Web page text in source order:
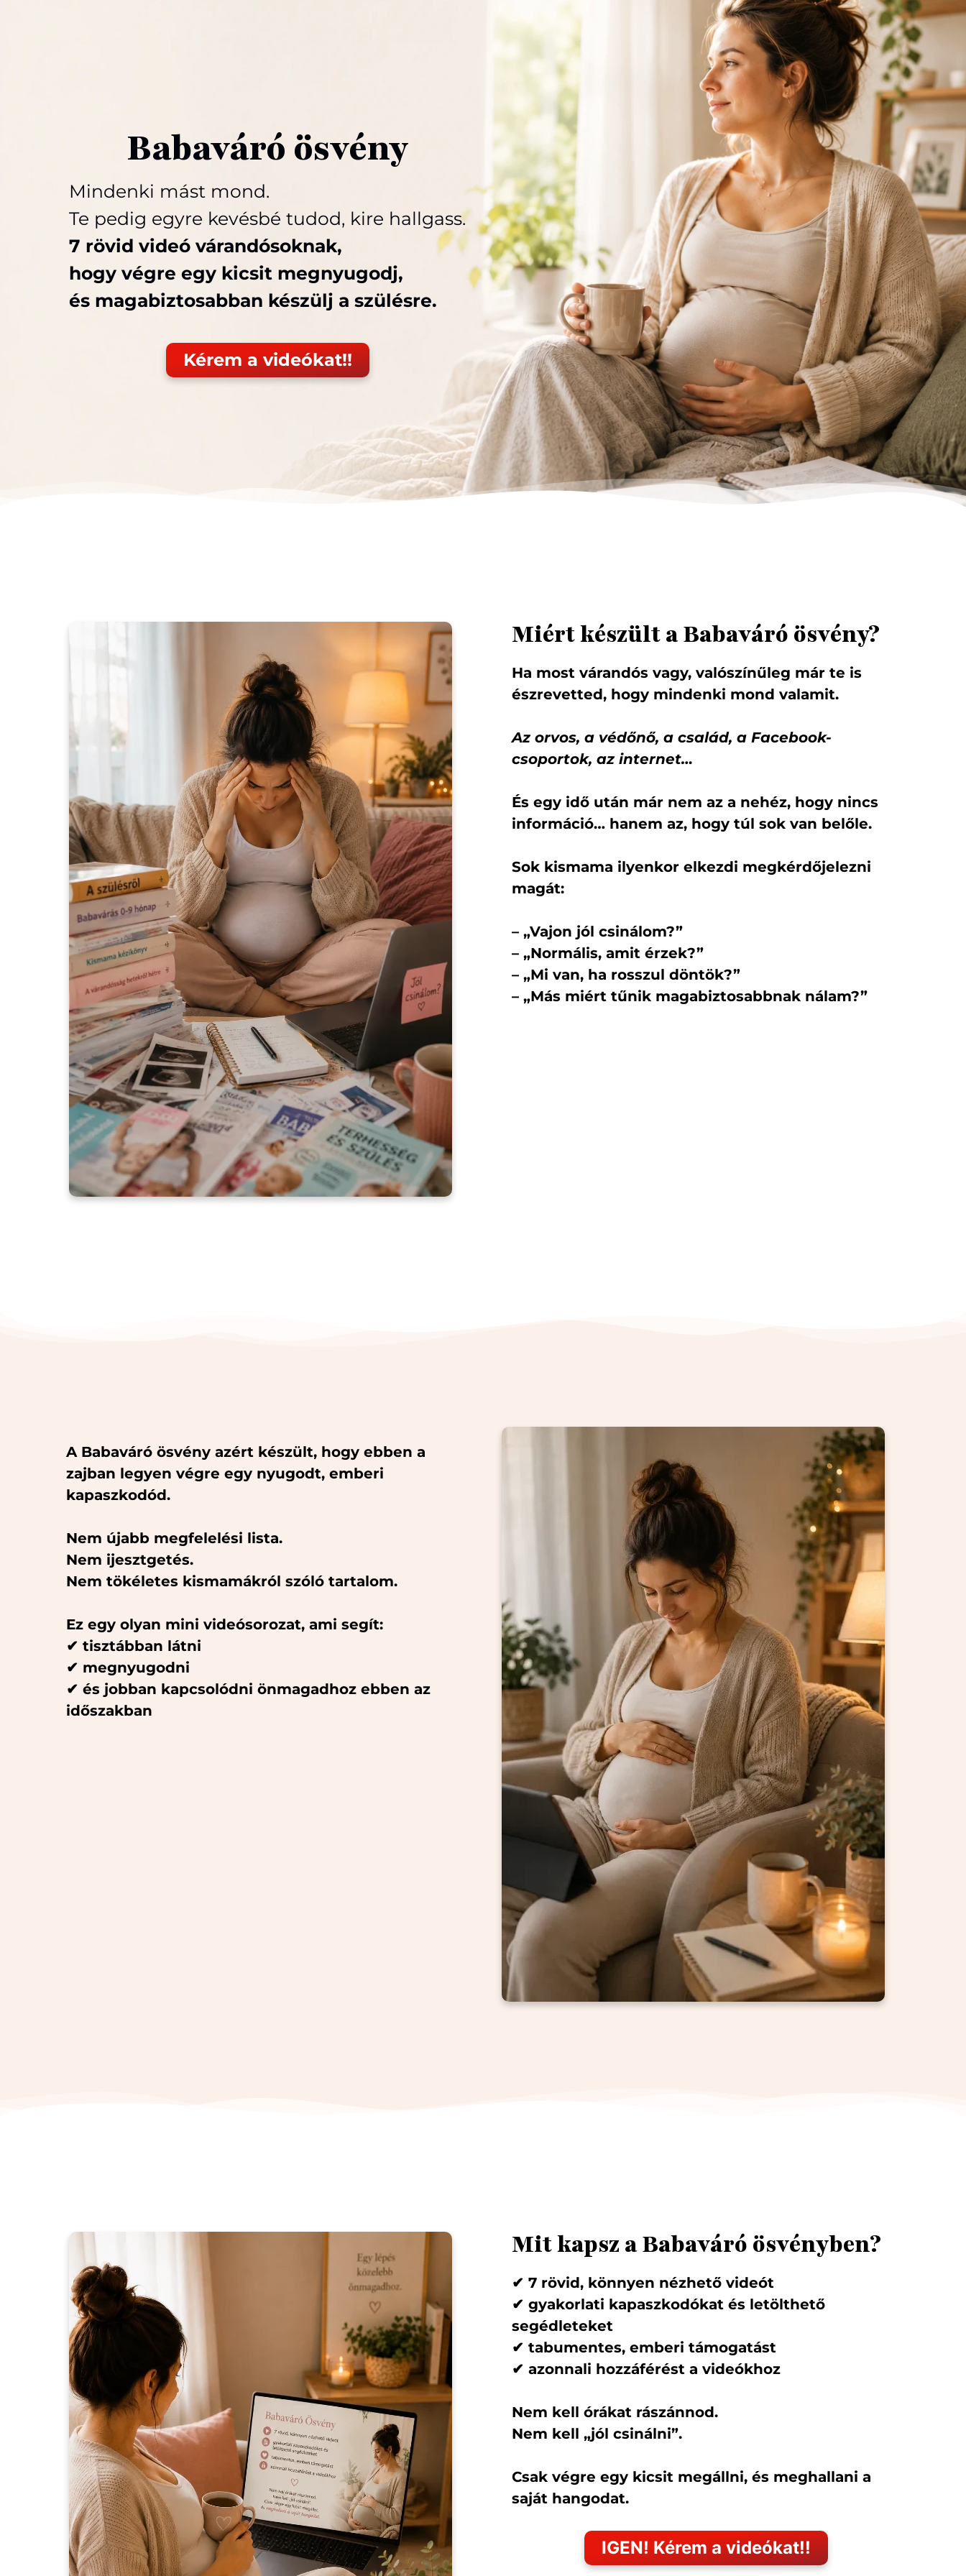
Babaváró ösvény
Mindenki mást mond.
Te pedig egyre kevésbé tudod, kire hallgass.
7 rövid videó várandósoknak,
hogy végre egy kicsit megnyugodj,
és magabiztosabban készülj a szülésre.
Kérem a videókat!!
Miért készült a Babaváró ösvény?
Ha most várandós vagy, valószínűleg már te is
észrevetted, hogy mindenki mond valamit.
Az orvos, a védőnő, a család, a Facebook-
csoportok, az internet…
És egy idő után már nem az a nehéz, hogy nincs
információ… hanem az, hogy túl sok van belőle.
Sok kismama ilyenkor elkezdi megkérdőjelezni
magát:
– „Vajon jól csinálom?”
– „Normális, amit érzek?”
– „Mi van, ha rosszul döntök?”
– „Más miért tűnik magabiztosabbnak nálam?”
A Babaváró ösvény azért készült, hogy ebben a
zajban legyen végre egy nyugodt, emberi
kapaszkodód.
Nem újabb megfelelési lista.
Nem ijesztgetés.
Nem tökéletes kismamákról szóló tartalom.
Ez egy olyan mini videósorozat, ami segít:
✔ tisztábban látni
✔ megnyugodni
✔ és jobban kapcsolódni önmagadhoz ebben az
időszakban
Mit kapsz a Babaváró ösvényben?
✔ 7 rövid, könnyen nézhető videót
✔ gyakorlati kapaszkodókat és letölthető
segédleteket
✔ tabumentes, emberi támogatást
✔ azonnali hozzáférést a videókhoz
Nem kell órákat rászánnod.
Nem kell „jól csinálni”.
Csak végre egy kicsit megállni, és meghallani a
saját hangodat.
IGEN! Kérem a videókat!!